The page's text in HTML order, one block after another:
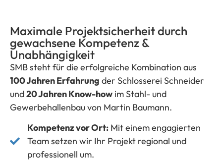
Maximale Projektsicherheit durch
gewachsene Kompetenz &
Unabhängigkeit
SMB steht für die erfolgreiche Kombination aus
100 Jahren Erfahrung der Schlosserei Schneider
und20 Jahren Know-how im Stahl- und
Gewerbehallenbau von Martin Baumann.
Kompetenz vor Ort: Mit einem engagierten
Team setzen wir Ihr Projekt regional und
professionell um.